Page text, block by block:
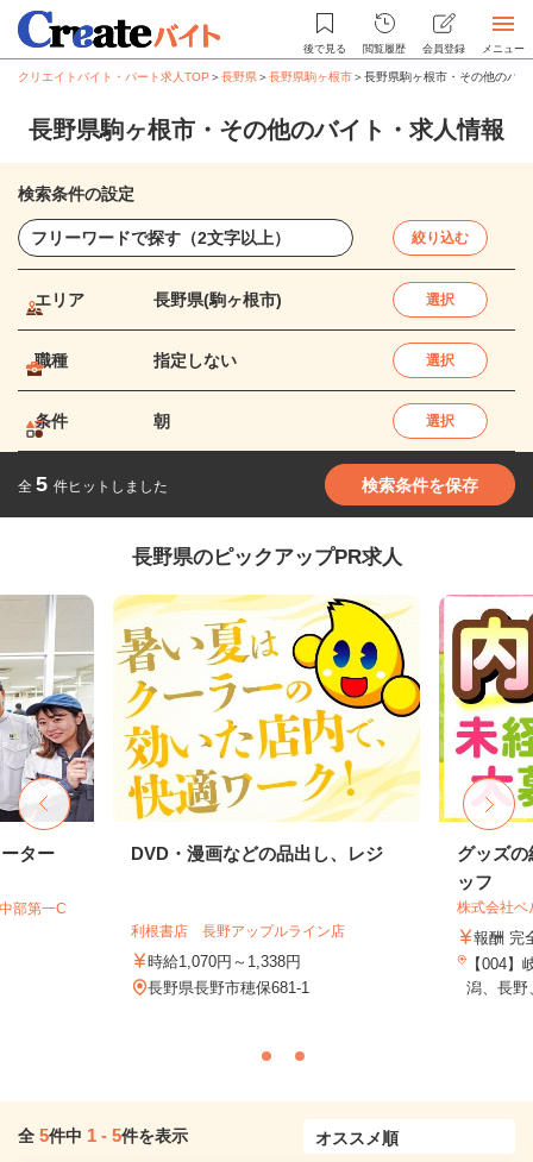
後で見る 閲覧履歴 会員登録 メニュー
クリエイトバイト・パート求人TOP ＞長野県＞長野県駒ヶ根市＞長野県駒ヶ根市・その他のバ
長野県駒ヶ根市・その他のバイト・求人情報
検索条件の設定
絞り込む
エリア 長野県(駒ヶ根市) 選択
職種 指定しない 選択
条件 朝 選択
全 5 件ヒットしました 検索条件を保存
長野県のピックアップPR求人
ター
部第一C
DVD・漫画などの品出し、レジ
利根書店 長野アップルライン店
時給1,070円～1,338円
長野県長野市穂保681-1
グッズ
ッフ
株式会社ベ
報酬 完
【004】
潟、長野
全 5件中 1 - 5件を表示